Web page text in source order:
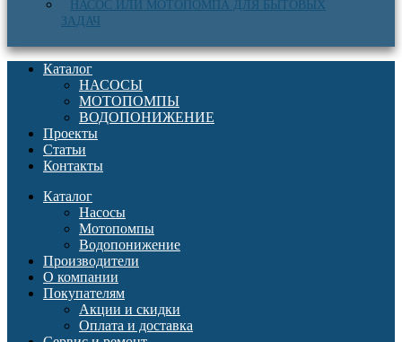
НАСОС ИЛИ МОТОПОМПА ДЛЯ БЫТОВЫХ
ЗАДАЧ
Каталог
НАСОСЫ
МОТОПОМПЫ
ВОДОПОНИЖЕНИЕ
Проекты
Статьи
Контакты
Каталог
Насосы
Мотопомпы
Водопонижение
Производители
О компании
Покупателям
Акции и скидки
Оплата и доставка